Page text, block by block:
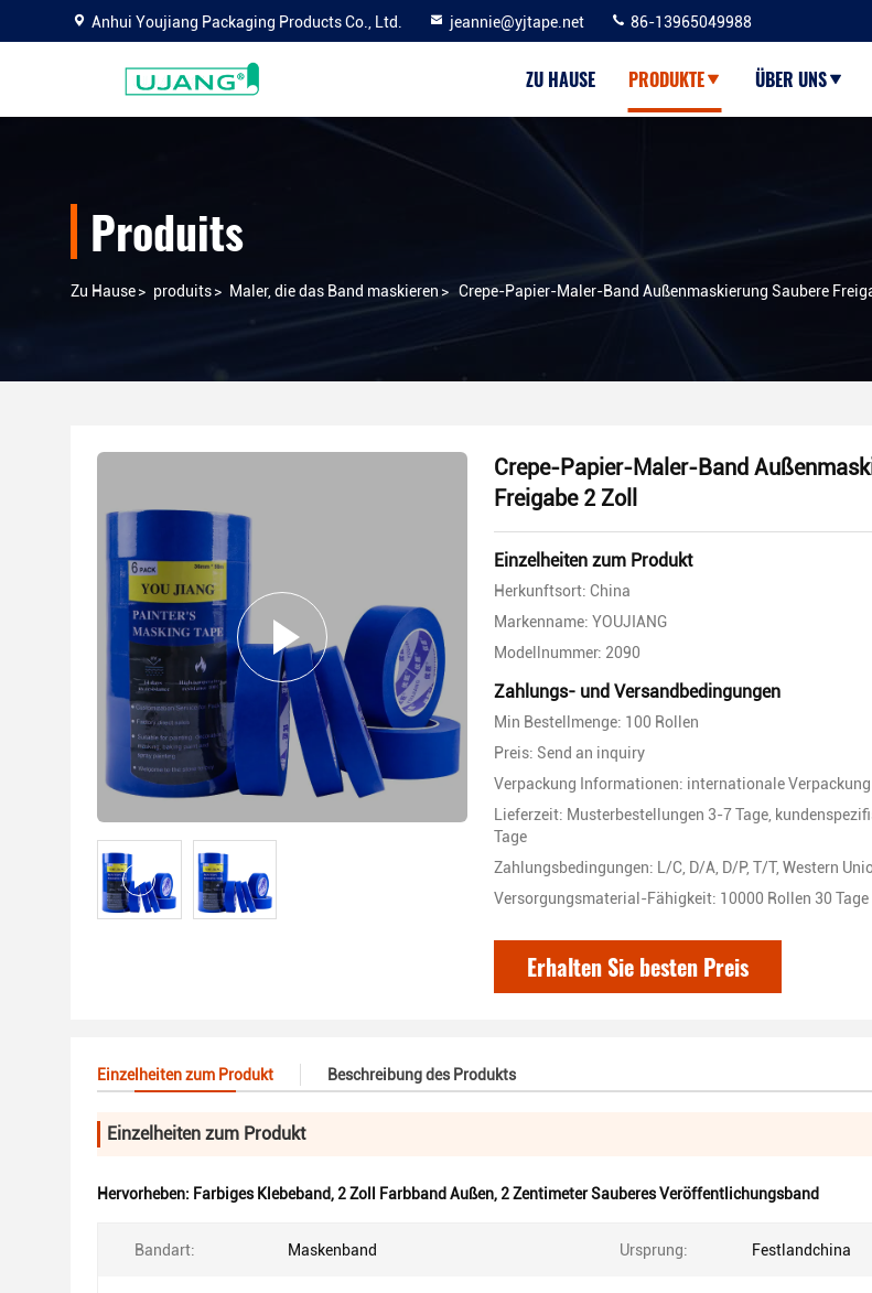
Anhui Youjiang Packaging Products Co., Ltd. jeannie@yjtape.net 86-13965049988
ZU HAUSE PRODUKTE ÜBER UNS
Produits
Zu Hause> produits> Maler, die das Band maskieren> Crepe-Papier-Maler-Band Außenmaskierung Saubere
Crepe-Papier-Maler-Band
Freigabe 2 Zoll
Einzelheiten zum Produkt
Herkunftsort: China
Markenname: YOUJIANG
Modellnummer: 2090
Zahlungs- und Versandbedingungen
Min Bestellmenge: 100 Rollen
Preis: Send an inquiry
Verpackung Informationen: internationale
Lieferzeit: Musterbestellungen 3-7 Tage,
Tage
Zahlungsbedingungen: L/C, D/A, D/P, T/T, Western
Versorgungsmaterial-Fähigkeit: 10000 Rollen 30 Tage
Erhalten Sie besten Preis
Einzelheiten zum Produkt Beschreibung des Produkts
Einzelheiten zum Produkt
Hervorheben: Farbiges Klebeband, 2 Zoll Farbband Außen, 2 Zentimeter Sauberes Veröffentlichungsband
Bandart: Maskenband Ursprung: Festlandchina